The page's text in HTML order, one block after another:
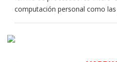
computación personal como